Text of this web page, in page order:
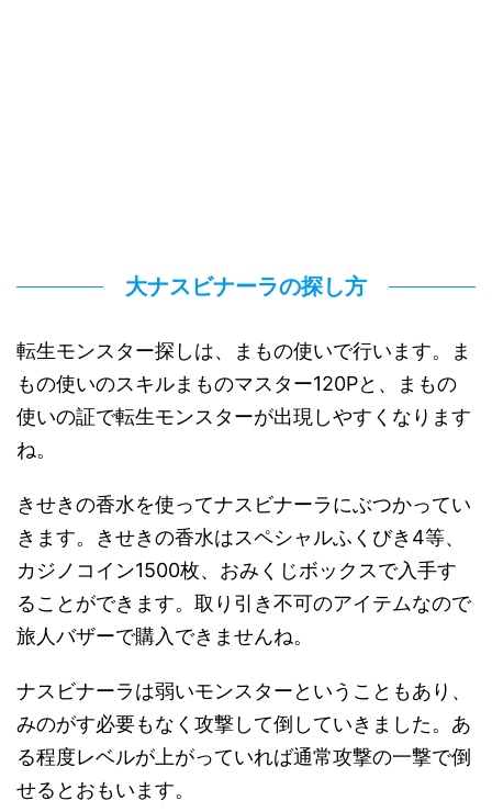
大ナスビナーラの探し方
転生モンスター探しは、まもの使いで行います。ま
もの使いのスキルまものマスター120Pと、まもの
使いの証で転生モンスターが出現しやすくなります
ね。
きせきの香水を使ってナスビナーラにぶつかってい
きます。きせきの香水はスペシャルふくびき4等、
カジノコイン1500枚、おみくじボックスで入手す
ることができます。取り引き不可のアイテムなので
旅人バザーで購入できませんね。
ナスビナーラは弱いモンスターということもあり、
みのがす必要もなく攻撃して倒していきました。あ
る程度レベルが上がっていれば通常攻撃の一撃で倒
せるとおもいます。